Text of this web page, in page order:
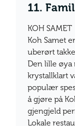
11.
KOH SAMET
Koh Samet
uberørt
Den lille øya
krystallklart
populær
å gjøre på
gjengjeld
Lokale